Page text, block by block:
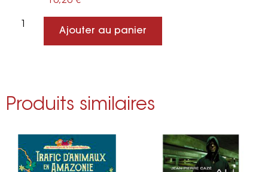
Ajouter au panier
Produits similaires